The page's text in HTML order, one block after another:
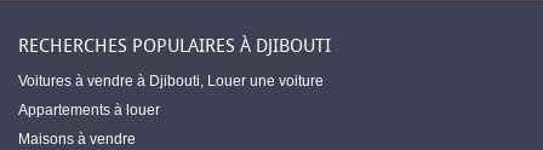
RECHERCHES POPULAIRES À DJIBOUTI
Voitures à vendre à Djibouti, Louer une voiture
Appartements à louer
Maisons à vendre